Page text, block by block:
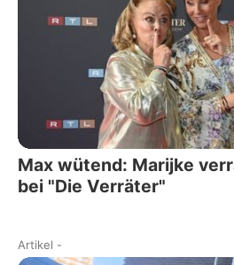
Max wütend: Marijke
bei "Die Verräter"
Artikel -